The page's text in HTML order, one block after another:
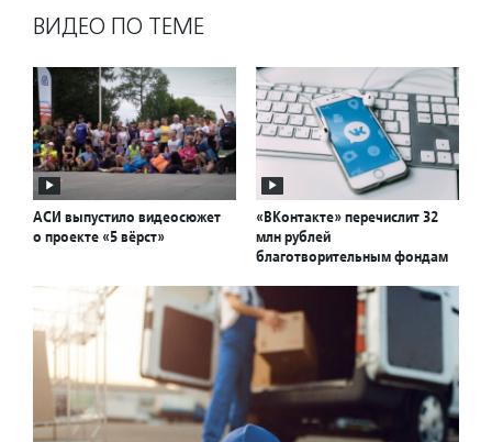
ВИДЕО ПО ТЕМЕ
АСИ выпустило видеосюжет
о проекте «5 вёрст»
«ВКонтакте» перечислит 32
млн рублей
благотворительным фондам